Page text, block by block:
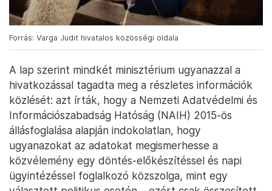
Forrás: Varga Judit hivatalos közösségi oldala
A lap szerint mindkét minisztérium ugyanazzal a
hivatkozással tagadta meg a részletes információk
közlését: azt írták, hogy a Nemzeti Adatvédelmi és
Információszabadság Hatóság (NAIH) 2015-ös
állásfoglalása alapján indokolatlan, hogy
ugyanazokat az adatokat megismerhesse a
közvélemény egy döntés-előkészítéssel és napi
ügyintézéssel foglalkozó közszolga, mint egy